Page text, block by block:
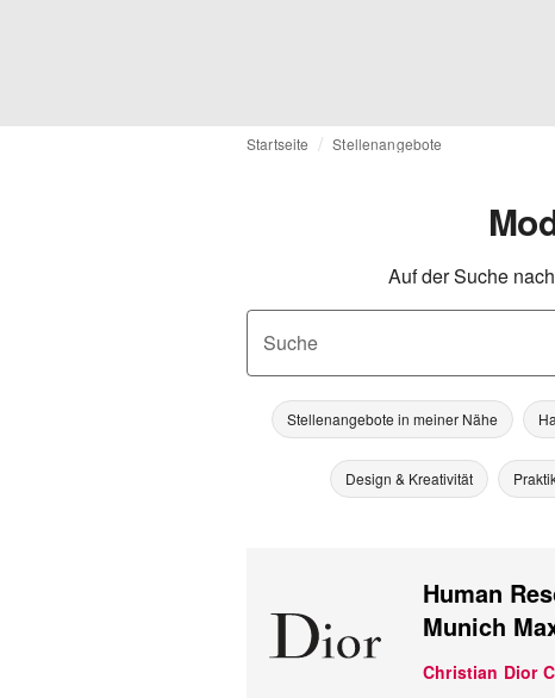
Startseite Stellenangebote
Auf der Suche
Suche
Stellenangebote in meiner Nähe
Design & Kreativität
Human
Munich
Christian Dior